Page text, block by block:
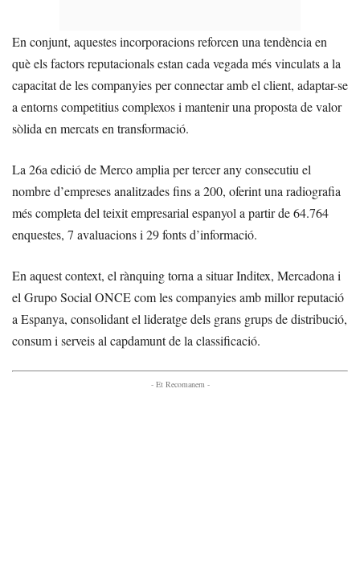
En conjunt, aquestes incorporacions reforcen una tendència en
què els factors reputacionals estan cada vegada més vinculats a la
capacitat de les companyies per connectar amb el client, adaptar-se
a entorns competitius complexos i mantenir una proposta de valor
sòlida en mercats en transformació.
La 26a edició de Merco amplia per tercer any consecutiu el
nombre d’empreses analitzades fins a 200, oferint una radiografia
més completa del teixit empresarial espanyol a partir de 64.764
enquestes, 7 avaluacions i 29 fonts d’informació.
En aquest context, el rànquing torna a situar Inditex, Mercadona i
el Grupo Social ONCE com les companyies amb millor reputació
a Espanya, consolidant el lideratge dels grans grups de distribució,
consum i serveis al capdamunt de la classificació.
- Et Recomanem -